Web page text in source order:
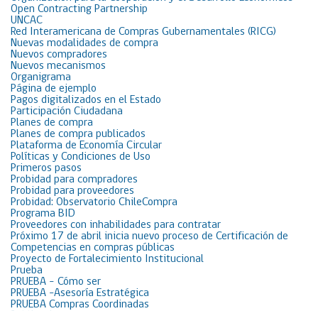
Open Contracting Partnership
UNCAC
Red Interamericana de Compras Gubernamentales (RICG)
Nuevas modalidades de compra
Nuevos compradores
Nuevos mecanismos
Organigrama
Página de ejemplo
Pagos digitalizados en el Estado
Participación Ciudadana
Planes de compra
Planes de compra publicados
Plataforma de Economía Circular
Políticas y Condiciones de Uso
Primeros pasos
Probidad para compradores
Probidad para proveedores
Probidad: Observatorio ChileCompra
Programa BID
Proveedores con inhabilidades para contratar
Próximo 17 de abril inicia nuevo proceso de Certificación de
Competencias en compras públicas
Proyecto de Fortalecimiento Institucional
Prueba
PRUEBA – Cómo ser
PRUEBA -Asesoría Estratégica
PRUEBA Compras Coordinadas